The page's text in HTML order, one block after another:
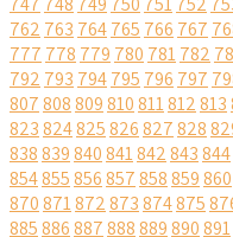
762 763 764765 766 767
777 778 779 780 781782
792 793 794795 796 797
807808809810811812813
823824825826827828
838839840841842843844
854855856857858859860
870871872873874875
885886887888889890891